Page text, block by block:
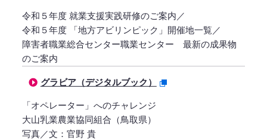
令和５年度 就業支援実践研修のご案内／
令和５年度 「地方アビリンピック」開催地一覧／
障害者職業総合センター職業センター 最新の成果物
のご案内
グラビア（デジタルブック）
「オペレーター」へのチャレンジ
大山乳業農業協同組合（鳥取県）
写真／文：官野 貴